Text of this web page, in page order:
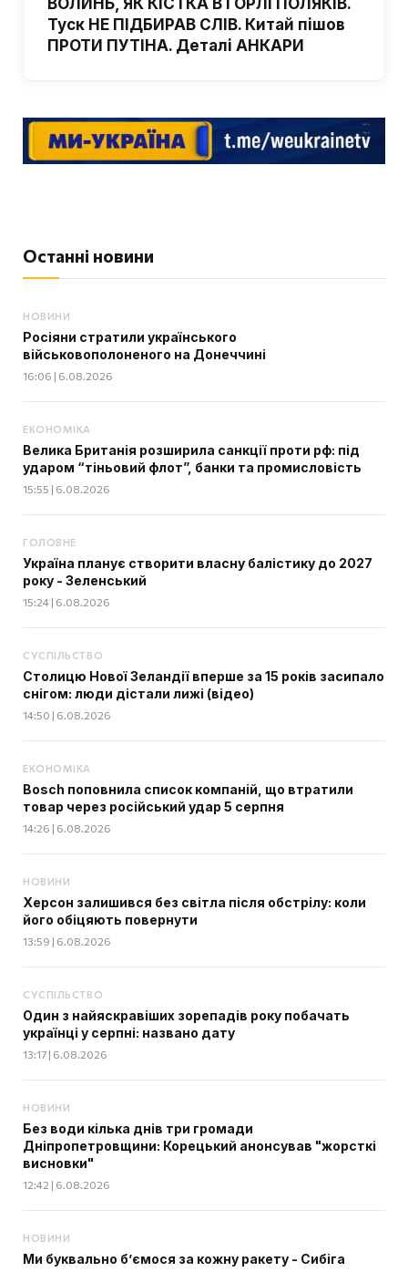
Туск НЕ ПІДБИРАВ СЛІВ. Китай пішов
ПРОТИ ПУТІНА. Деталі АНКАРИ
Останні новини
НОВИНИ
Росіяни стратили українського
військовополоненого на Донеччині
16:06 | 6.08.2026
ЕКОНОМІКА
Велика Британія розширила санкції проти рф: під
ударом “тіньовий флот”, банки та промисловість
15:55 | 6.08.2026
ГОЛОВНЕ
Україна планує створити власну балістику до 2027
року - Зеленський
15:24 | 6.08.2026
СУСПІЛЬСТВО
Столицю Нової Зеландії вперше за 15 років засипало
снігом: люди дістали лижі (відео)
14:50 | 6.08.2026
ЕКОНОМІКА
Bosch поповнила список компаній, що втратили
товар через російський удар 5 серпня
14:26 | 6.08.2026
НОВИНИ
Херсон залишився без світла після обстрілу: коли
його обіцяють повернути
13:59 | 6.08.2026
СУСПІЛЬСТВО
Один з найяскравіших зорепадів року побачать
українці у серпні: названо дату
13:17 | 6.08.2026
НОВИНИ
Без води кілька днів три громади
Дніпропетровщини: Корецький анонсував "жорсткі
висновки"
12:42 | 6.08.2026
НОВИНИ
Ми буквально б’ємося за кожну ракету - Сибіга